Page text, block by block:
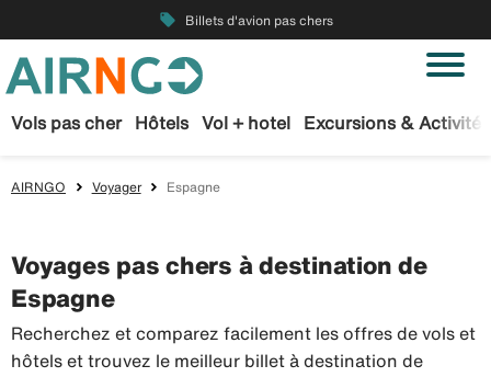
local_offer Billets d'avion pas chers
Vols pas cher Hôtels Vol + hotel Excursions & Activités
AIRNGO Voyager Espagne
Voyages pas chers à destination de
Espagne
Recherchez et comparez facilement les offres de vols et
hôtels et trouvez le meilleur billet à destination de